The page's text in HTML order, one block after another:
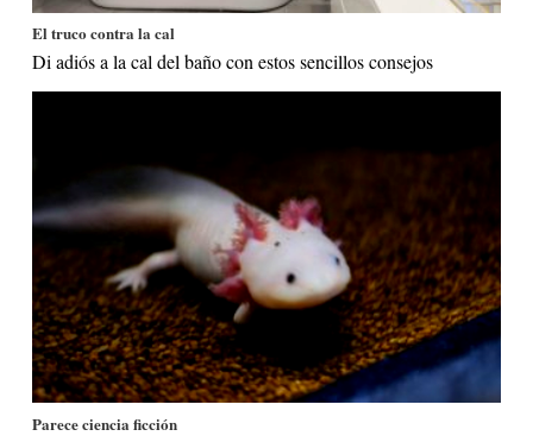
El truco contra la cal
Di adiós a la cal del baño con estos sencillos consejos
Parece ciencia ficción